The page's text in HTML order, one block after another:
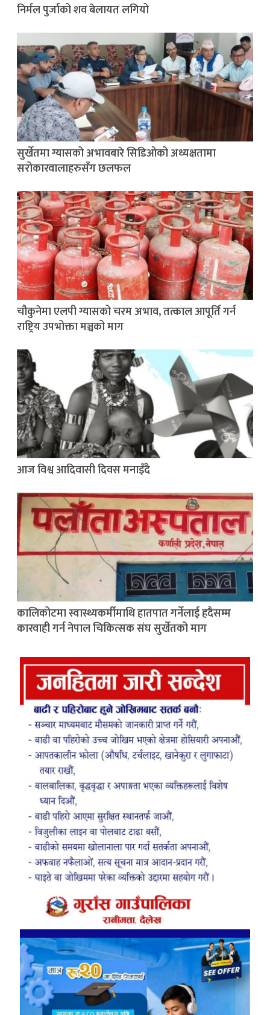
निर्मल पुर्जाको शव बेलायत लगियो
सुर्खेतमा ग्यासको अभावबारे सिडिओको अध्यक्षतामा
सरोकारवालाहरुसँग छलफल
चौकुनेमा एलपी ग्यासको चरम अभाव, तत्काल आपूर्ति गर्न
राष्ट्रिय उपभोक्ता मञ्चको माग
आज विश्व आदिवासी दिवस मनाइँदै
कालिकोटमा स्वास्थ्यकर्मीमाथि हातपात गर्नेलाई हदैसम्म
कारवाही गर्न नेपाल चिकित्सक संघ सुर्खेतको माग